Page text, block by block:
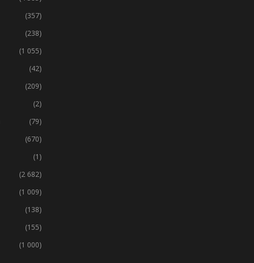
(357)
(238)
(1 055)
(42)
(209)
(2)
(79)
(670)
(1)
(2 682)
(1 009)
(138)
(155)
(1 000)